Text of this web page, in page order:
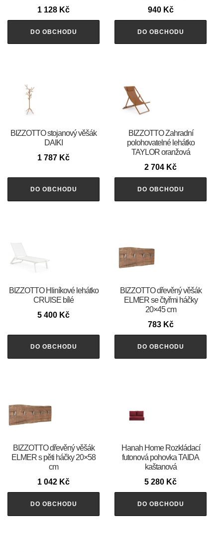
1 128 Kč
DO OBCHODU
940 Kč
DO OBCHODU
BIZZOTTO stojanový věšák
DAIKI
1 787 Kč
DO OBCHODU
BIZZOTTO Zahradní
polohovatelné lehátko
TAYLOR oranžová
2 704 Kč
DO OBCHODU
BIZZOTTO Hliníkové lehátko
CRUISE bílé
5 400 Kč
DO OBCHODU
BIZZOTTO dřevěný věšák
ELMER se čtyřmi háčky
20×45 cm
783 Kč
DO OBCHODU
BIZZOTTO dřevěný věšák
ELMER s pěti háčky 20×58
cm
1 042 Kč
DO OBCHODU
Hanah Home Rozkládací
futonová pohovka TAIDA
kaštanová
5 280 Kč
DO OBCHODU